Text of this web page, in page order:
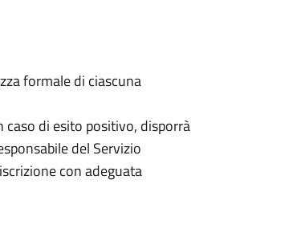
formale di ciascuna
caso di esito positivo, disporrà
del Servizio
con adeguata